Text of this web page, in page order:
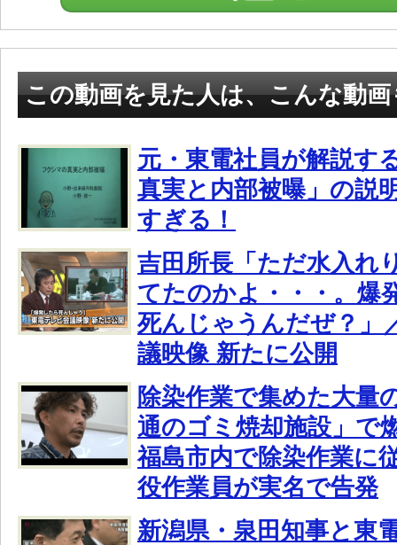
この動画を見た人は、こんな動
元・東電社員が解説す
真実と内部被曝」の説
すぎる！
吉田所長「ただ水入れ
てたのかよ・・・。爆
死んじゃうんだぜ？」
議映像 新たに公開
除染作業で集めた大量
通のゴミ焼却施設」で
福島市内で除染作業に
役作業員が実名で告発
新潟県・泉田知事と東